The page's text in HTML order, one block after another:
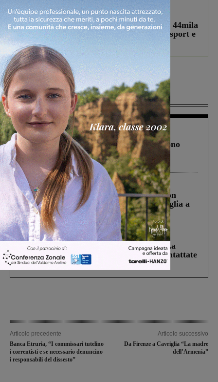
In vetrina 3 Agosto 2026
Estra Notizie agosto: Smart Cities, oltre 44mila
studenti coinvolti, torna il bando per lo sport e
debutta il podcast Estrair
Più lette
Cronaca 4 Agosto 2026
Un anno fa la strage in A1 in cui morirono
Gianni, Giulia e Franco. Lo schianto, il
processo, lo stop ai sorpassi fra tir....
Cronaca 3 Agosto 2026
Scomparso da una struttura di Castiglion
Fiorentino l’uomo che aveva ucciso la figlia a
Levane nel 2020
Cronaca 5 Agosto 2026
Continuano le ricerche di Miah Billal. La
Prefettura: “In caso di avvistamento contattate
il 112”
Articolo precedente
Banca Etruria, “I commissari tutelino
i correntisti e se necessario denuncino
i responsabili del dissesto”
Articolo successivo
Da Firenze a Cavriglia “La madre
dell’Armenia”